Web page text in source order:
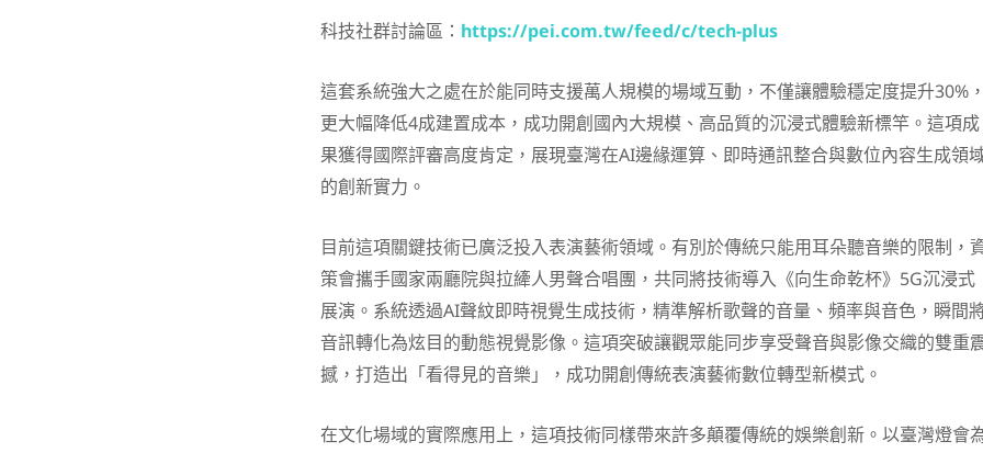
科技社群討論區： https://pei.com.tw/feed/c/tech-plus
這套系統強大之處在於能同時支援萬人規模的場域互動，不僅讓體驗穩定度提升30%
更大幅降低4成建置成本，成功開創國內大規模、高品質的沉浸式體驗新標竿。這項成
果獲得國際評審高度肯定，展現臺灣在AI邊緣運算、即時通訊整合與數位內容生成領
的創新實力。
目前這項關鍵技術已廣泛投入表演藝術領域。有別於傳統只能用耳朵聽音樂的限制，
策會攜手國家兩廳院與拉縴人男聲合唱團，共同將技術導入《向生命乾杯》5G沉浸式
展演。系統透過AI聲紋即時視覺生成技術，精準解析歌聲的音量、頻率與音色，瞬間
音訊轉化為炫目的動態視覺影像。這項突破讓觀眾能同步享受聲音與影像交織的雙重
撼，打造出「看得見的音樂」，成功開創傳統表演藝術數位轉型新模式。
在文化場域的實際應用上，這項技術同樣帶來許多顛覆傳統的娛樂創新。以臺灣燈會